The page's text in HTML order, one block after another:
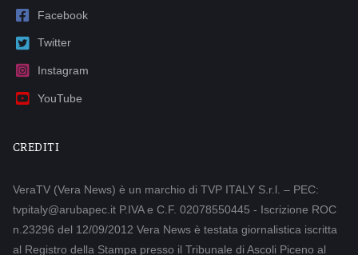
Facebook
Twitter
Instagram
YouTube
CREDITI
VeraTV (Vera News) è un marchio di TVP ITALY S.r.l. – PEC:
tvpitaly@arubapec.it P.IVA e C.F. 02078550445 - Iscrizione ROC
n.23296 del 12/09/2012 Vera News è testata giornalistica iscritta
al Registro della Stampa presso il Tribunale di Ascoli Piceno al